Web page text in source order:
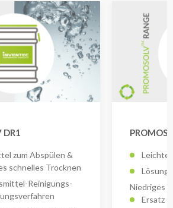
DR1
zum Abspülen &
schnelles Trocknen
Reinigungs-
Leichte
Niedriges
Ersatz